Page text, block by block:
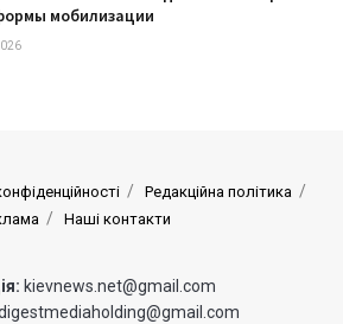
мобилизации
Редакційна політика
Наші контакти
kievnews.net@gmail.com